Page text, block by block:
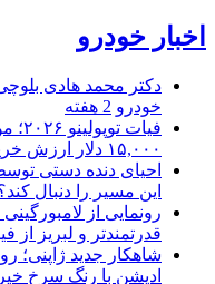
اخبار خودرو
دکتر محمد هادی
خودرو 2 هفته
۱۵,۰۰۰ دلار ارزش خرید دارد؟
احیای دنده دستی
این مسیر را دنبال
قدرتمندتر و لبریز از
ادیشن با رنگ سرخ